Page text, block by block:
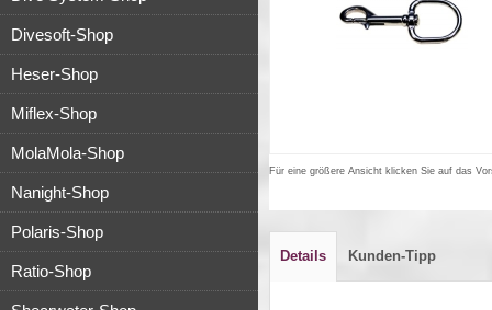
Divesoft-Shop
Heser-Shop
Miflex-Shop
MolaMola-Shop
Nanight-Shop
Polaris-Shop
Ratio-Shop
Für eine größere Ansicht klicken Sie auf das
Details Kunden-Tipp